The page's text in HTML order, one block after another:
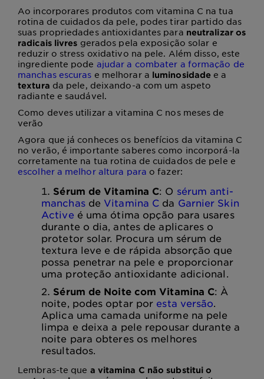
Ao incorporares produtos com vitamina C na tua
rotina de cuidados da pele, podes tirar partido das
suas propriedades antioxidantes para neutralizar os
radicais livres gerados pela exposição solar e
reduzir o stress oxidativo na pele. Além disso, este
ingrediente pode ajudar a combater a formação de
manchas escuras e melhorar a luminosidade e a
textura da pele, deixando-a com um aspeto
radiante e saudável.
Como deves utilizar a vitamina C nos meses de
verão
Agora que já conheces os benefícios da vitamina C
no verão, é importante saberes como incorporá-la
corretamente na tua rotina de cuidados de pele e
escolher a melhor altura para o fazer:
Sérum de Vitamina C: O sérum anti-
manchas de Vitamina C da Garnier Skin
Active é uma ótima opção para usares
durante o dia, antes de aplicares o
protetor solar. Procura um sérum de
textura leve e de rápida absorção que
possa penetrar na pele e proporcionar
uma proteção antioxidante adicional.
Sérum de Noite com Vitamina C: À
noite, podes optar por esta versão.
Aplica uma camada uniforme na pele
limpa e deixa a pele repousar durante a
noite para obteres os melhores
resultados.
Lembras-te que a vitamina C não substitui o